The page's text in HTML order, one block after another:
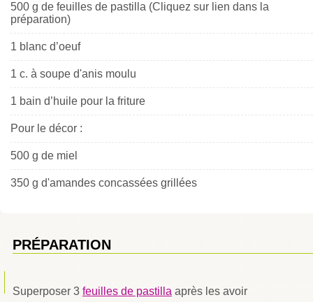
500 g de feuilles de pastilla (Cliquez sur lien dans la
préparation)
1 blanc d’oeuf
1 c. à soupe d'anis moulu
1 bain d’huile pour la friture
Pour le décor :
500 g de miel
350 g d'amandes concassées grillées
PRÉPARATION
Superposer 3 feuilles de pastilla après les avoir